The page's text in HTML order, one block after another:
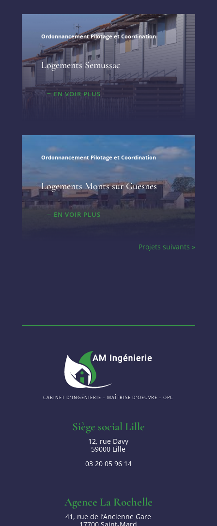
Ordonnancement Pilotage et Coordination
Logements Semussac
EN VOIR PLUS
Ordonnancement Pilotage et Coordination
Logements Monts sur Guesnes
EN VOIR PLUS
Projets suivants »
CABINET D’INGÉNIERIE – MAÎTRISE D’OEUVRE – OPC
Siège social Lille
12, rue Davy
59000 Lille
03 20 05 96 14
Agence La Rochelle
41, rue de l’Ancienne Gare